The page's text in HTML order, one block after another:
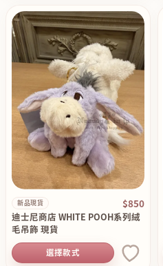
新品現貨 $850
迪士尼商店 WHITE POOH系列絨
毛吊飾 現貨
選擇款式